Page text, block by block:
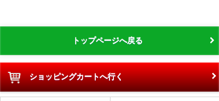
トップページへ戻る
ショッピングカートへ行く